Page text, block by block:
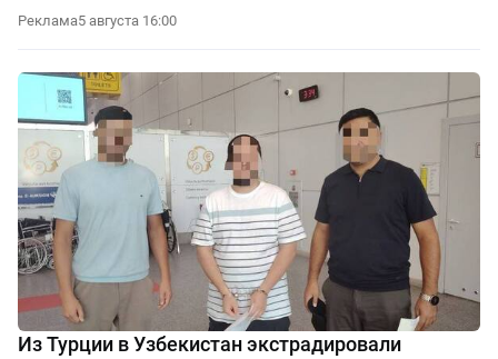
Реклама5 августа 16:00
Из Турции в Узбекистан экстрадировали